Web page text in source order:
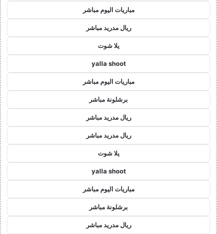
مباريات اليوم مباشر
ريال مدريد مباشر
يلا شوت
yalla shoot
مباريات اليوم مباشر
برشلونة مباشر
ريال مدريد مباشر
ريال مدريد مباشر
يلا شوت
yalla shoot
مباريات اليوم مباشر
برشلونة مباشر
ريال مدريد مباشر